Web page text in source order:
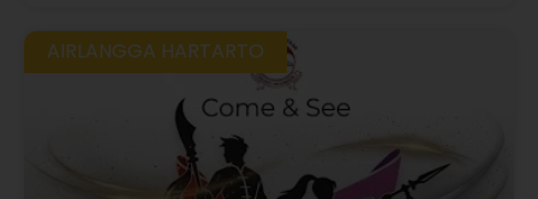
AIRLANGGA HARTARTO